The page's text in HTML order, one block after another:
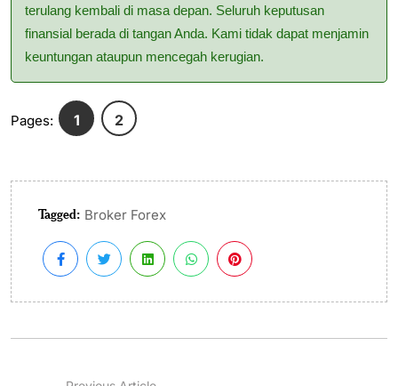
terulang kembali di masa depan. Seluruh keputusan
finansial berada di tangan Anda. Kami tidak dapat menjamin
keuntungan ataupun mencegah kerugian.
Pages: 1 2
Tagged: Broker Forex